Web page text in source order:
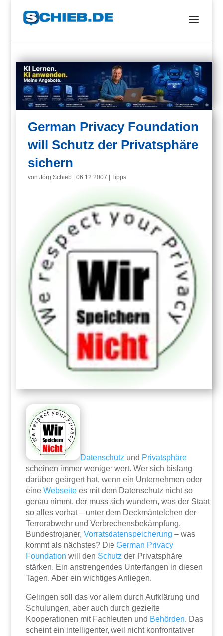
German Privacy Foundation
will Schutz der Privatsphäre
sichern
vonJörg Schieb |06.12.2007 |Tipps
Datenschutz und Privatsphäre
scheinen immer weniger wert. Wer sich bislang
darüber geärgert hat, wenn ein Unternehmen oder
eineWebseite es mit dem Datenschutz nicht so
genau nimmt, der muss sich wundern, was der Staat
so alles vorhat – unter dem Deckmäntelchen der
Terrorabwehr und Verbrechensbekämpfung.
Bundestrojaner,Vorratsdatenspeicherung – was
kommt als nächstes? DieGerman Privacy
Foundation will den Schutz der Privatsphäre
stärken. Ein anstrengendes Unterfangen in diesen
Tagen. Aber ein wichtiges Anliegen.
Gelingen soll das vor allem durch Aufklärung und
Schulungen, aber auch durch gezielte
Kooperationen mit Fachleuten und Behörden. Das
scheint ein intelligenter, weil nicht konfrontativer